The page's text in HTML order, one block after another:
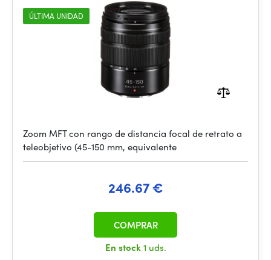
ÚLTIMA UNIDAD
Zoom MFT con rango de distancia focal de retrato a
teleobjetivo (45-150 mm, equivalente
246.67 €
En stock1 uds.
COMPRAR